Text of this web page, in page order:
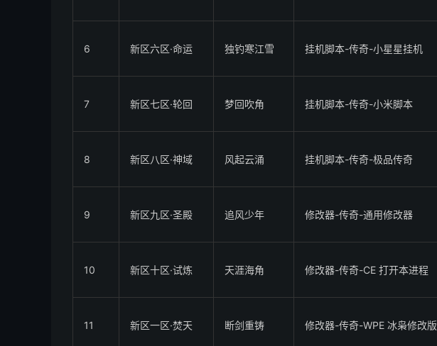
6 新区六区·命运 独钓寒江雪 挂机脚本-传奇-小星星挂机
7 新区七区·轮回 梦回吹角 挂机脚本-传奇-小米脚本
8 新区八区·神域 风起云涌 挂机脚本-传奇-极品传奇
9 新区九区·圣殿 追风少年 修改器-传奇-通用修改器
10 新区十区·试炼 天涯海角 修改器-传奇-CE 打开本进程
11 新区一区·焚天 断剑重铸 修改器-传奇-WPE 冰枭修改版